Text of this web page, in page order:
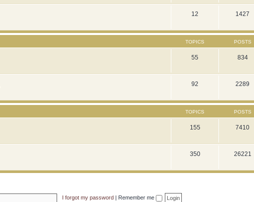
12 1427
TOPICS POSTS
55 834
92 2289
TOPICS POSTS
155 7410
350 26221
I forgot my password | Remember me